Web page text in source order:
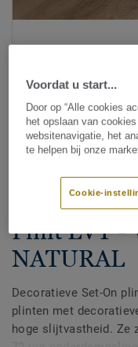
Afwerking|Plinten
Plint LVT -
NATURAL
Decoratieve Set-On
plinten met
hoge slijtvastheid. Ze
Voordat u start...
Door op “Alle cookies
het opslaan van
websitenavigatie, het
te helpen bij onze
Cookie-